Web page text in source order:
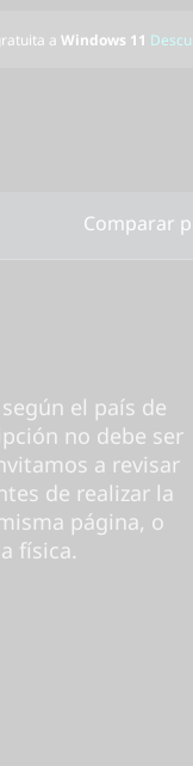
a Windows 11
Comparar
el país de
no debe ser
a revisar
de realizar la
página, o
física.